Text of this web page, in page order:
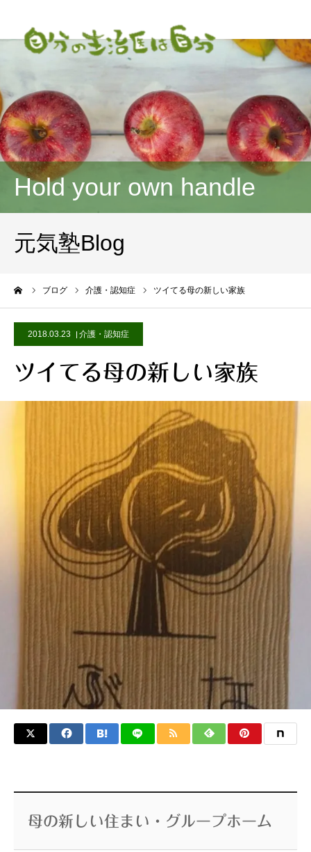
Hold your own handle
元気塾Blog
ブログ 介護・認知症 ツイてる母の新しい家族
2018.03.23 介護・認知症
ツイてる母の新しい家族
母の新しい住まい・グループホーム